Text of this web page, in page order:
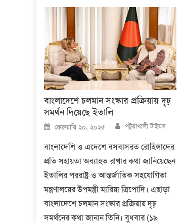
বাংলাদেশে চলমান সংস্কার প্রক্রিয়ায় দৃঢ়
সমর্থন দিয়েছে ইতালি
Posted
on
ফেব্রুয়ারি ২০, ২০২৫ Author
পটুয়াখালী টাইমস
বাংলাদেশি ও এদেশে বসবাসরত রোহিঙ্গাদের
প্রতি সহায়তা অব্যাহত রাখার কথা জানিয়েছেন
ইতালির পররাষ্ট্র ও আন্তর্জাতিক সহযোগিতা
মন্ত্রণালয়ের উপমন্ত্রী মারিয়া ত্রিপোদি। এছাড়া
বাংলাদেশে চলমান সংস্কার প্রক্রিয়ায় দৃঢ়
সমর্থনের কথা জানান তিনি। বুধবার (১৯